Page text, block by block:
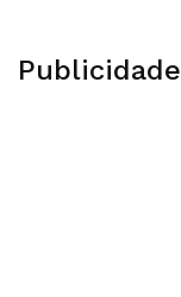
Publicidade